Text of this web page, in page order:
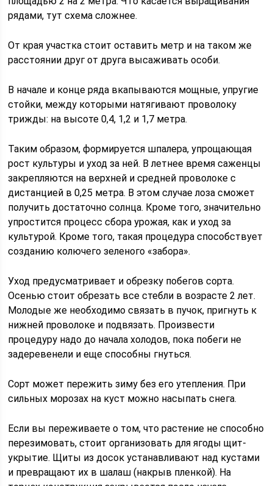
рядами, тут схема сложнее.
От края участка стоит оставить метр и на таком же
расстоянии друг от друга высаживать особи.
В начале и конце ряда вкапываются мощные, упругие
стойки, между которыми натягивают проволоку
трижды: на высоте 0,4, 1,2 и 1,7 метра.
Таким образом, формируется шпалера, упрощающая
рост культуры и уход за ней. В летнее время саженцы
закрепляются на верхней и средней проволоке с
дистанцией в 0,25 метра. В этом случае лоза сможет
получить достаточно солнца. Кроме того, значительно
упростится процесс сбора урожая, как и уход за
культурой. Кроме того, такая процедура способствует
созданию колючего зеленого «забора».
Уход предусматривает и обрезку побегов сорта.
Осенью стоит обрезать все стебли в возрасте 2 лет.
Молодые же необходимо связать в пучок, пригнуть к
нижней проволоке и подвязать. Произвести
процедуру надо до начала холодов, пока побеги не
задеревенели и еще способны гнуться.
Сорт может пережить зиму без его утепления. При
сильных морозах на куст можно насыпать снега.
Если вы переживаете о том, что растение не способно
перезимовать, стоит организовать для ягоды щит-
укрытие. Щиты из досок устанавливают над кустами
и превращают их в шалаш (накрыв пленкой). На